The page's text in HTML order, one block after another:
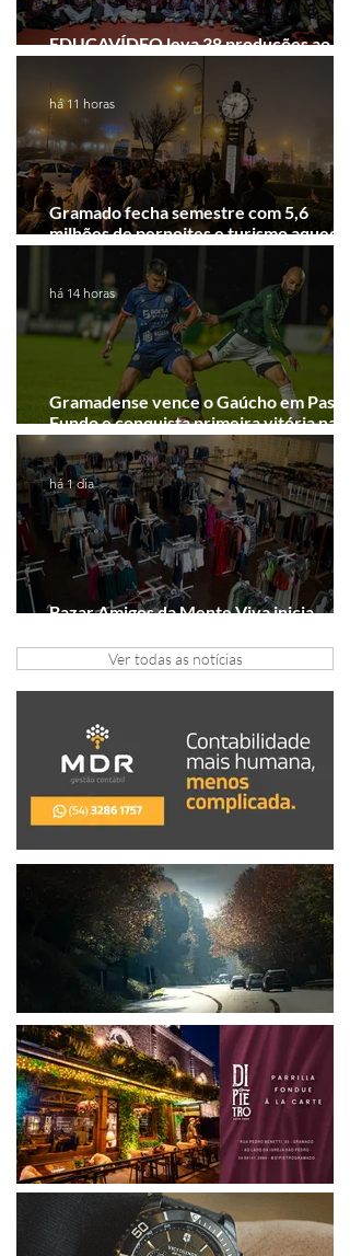
EDUCAVÍDEO leva 38 produções ao
Festival de Cinema de Gramado
Gramado fecha semestre com 5,6
milhões de pernoites e turismo
Junho desponta!
há 11 horas
Gramadense vence o Gaúcho em Passo
Fundo e conquista primeira vitória na
Série A2
há 14 horas
Bazar Amigos da Mente Viva inicia
há 1 dia
Ver todas as notícias